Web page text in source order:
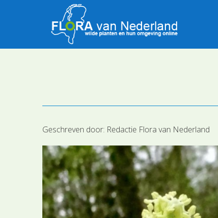
Geschreven door: Redactie Flora van Nederland